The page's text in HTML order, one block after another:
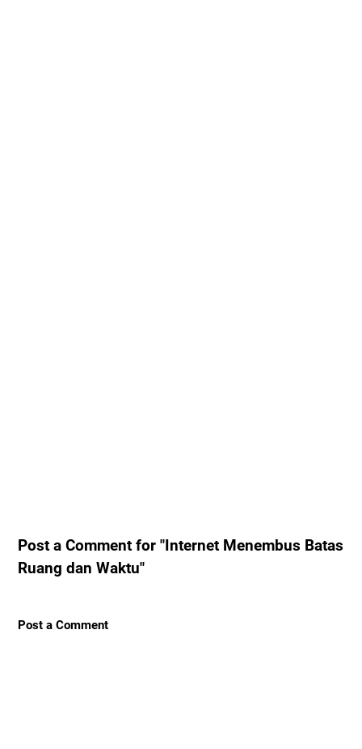
Post a Comment for "Internet Menembus Batas
Ruang dan Waktu"
Post a Comment